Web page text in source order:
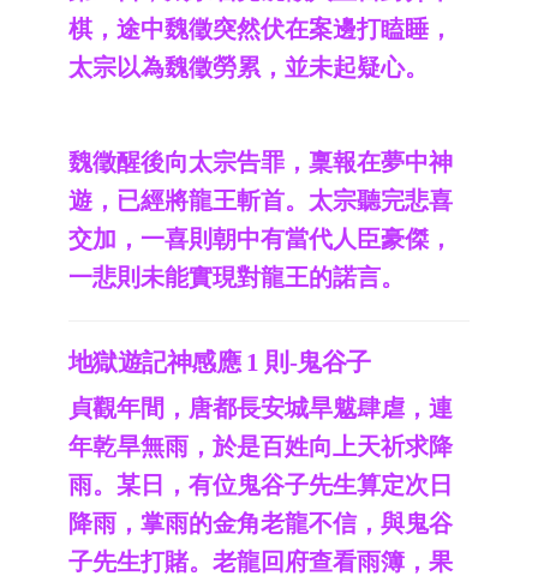
棋，途中魏徵突然伏在案邊打瞌睡，
太宗以為魏徵勞累，並未起疑心。
魏徵醒後向太宗告罪，稟報在夢中神
遊，已經將龍王斬首。太宗聽完悲喜
交加，一喜則朝中有當代人臣豪傑，
一悲則未能實現對龍王的諾言。
地獄遊記神感應 1 則-鬼谷子
貞觀年間，唐都長安城旱魃肆虐，連
年乾旱無雨，於是百姓向上天祈求降
雨。某日，有位鬼谷子先生算定次日
降雨，掌雨的金角老龍不信，與鬼谷
子先生打賭。老龍回府查看雨簿，果